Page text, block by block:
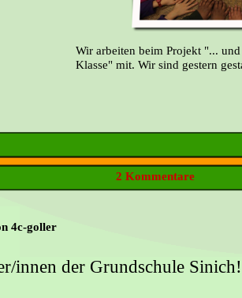
Wir arbeiten beim Projekt "...
Klasse" mit. Wir sind gestern
2 Kommentare
4c-goller
innen der Grundschule Sinich!